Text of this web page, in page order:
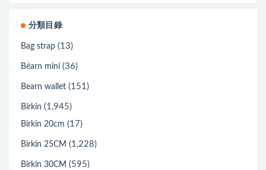
分類目錄
Bag strap (13)
Béarn mini (36)
Bearn wallet (151)
Birkin (1,945)
Birkin 20cm (17)
Birkin 25CM (1,228)
Birkin 30CM (595)